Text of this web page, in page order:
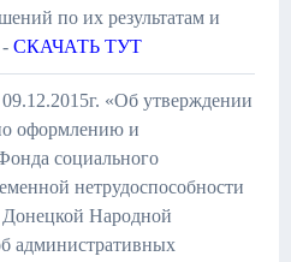
по их результатам и
СКАЧАТЬ ТУТ
«Об утверждении
оформлению и
социального
нетрудоспособности
Донецкой Народной
административных